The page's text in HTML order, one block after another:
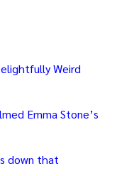
Weird
Emma Stone’s
down that